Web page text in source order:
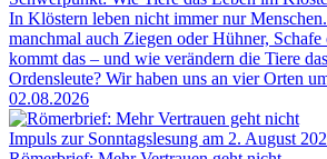
In Klöstern leben nicht immer nur
manchmal auch Ziegen oder Hühner,
kommt das – und wie verändern die Tiere
Ordensleute? Wir haben uns an vier Orten
02.08.2026
Impuls zur Sonntagslesung am 2. August